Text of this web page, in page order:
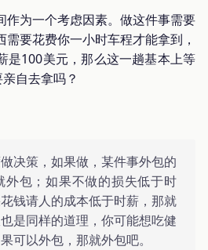
作为一个考虑因素。做这件事需要
要花费你一小时车程才能拿到，
是100美元，那么这一趟基本上等
自去拿吗？
决策，如果做，某件事外包的
外包；如果不做的损失低于时
钱请人的成本低于时薪，那就
是同样的道理，你可能想吃健
可以外包，那就外包吧。